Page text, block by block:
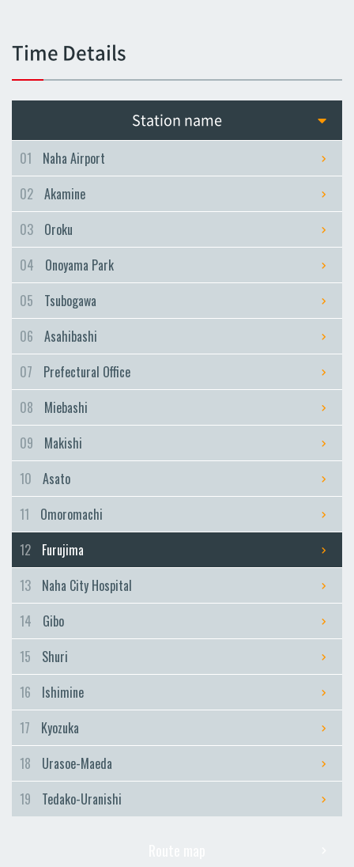
Asato
Naha City Hospital
Ishimine
Tedako-Uranishi
Asahibashi
Prefectural Office
Miebashi
Omoromachi
Gibo
Kyozuka
Time Details
Station name
01
Naha Airport
02 Akamine
03
Oroku
04
Onoyama Park
05
Tsubogawa
06
Asahibashi
07
Prefectural Office
08
Miebashi
09
Makishi
10
Asato
11
Omoromachi
12
Furujima
13
Naha City Hospital
14
Gibo
15
Shuri
16
Ishimine
17
Kyozuka
18
Urasoe-Maeda
19
Tedako-Uranishi